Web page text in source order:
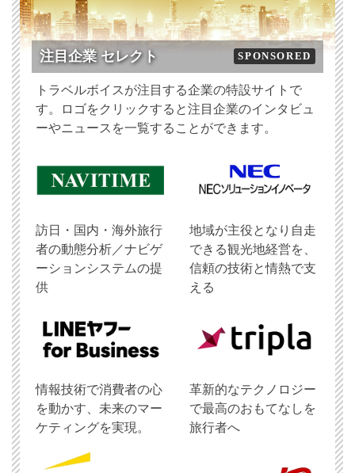
注目企業 セレクト SPONSORED
トラベルボイスが注目する企業の特設サイトで
す。ロゴをクリックすると注目企業のインタビュ
ーやニュースを一覧することができます。
訪日・国内・海外旅行
者の動態分析／ナビゲ
ーションシステムの提
供
地域が主役となり自走
できる観光地経営を、
信頼の技術と情熱で支
える
情報技術で消費者の心
を動かす、未来のマー
ケティングを実現。
革新的なテクノロジー
で最高のおもてなしを
旅行者へ